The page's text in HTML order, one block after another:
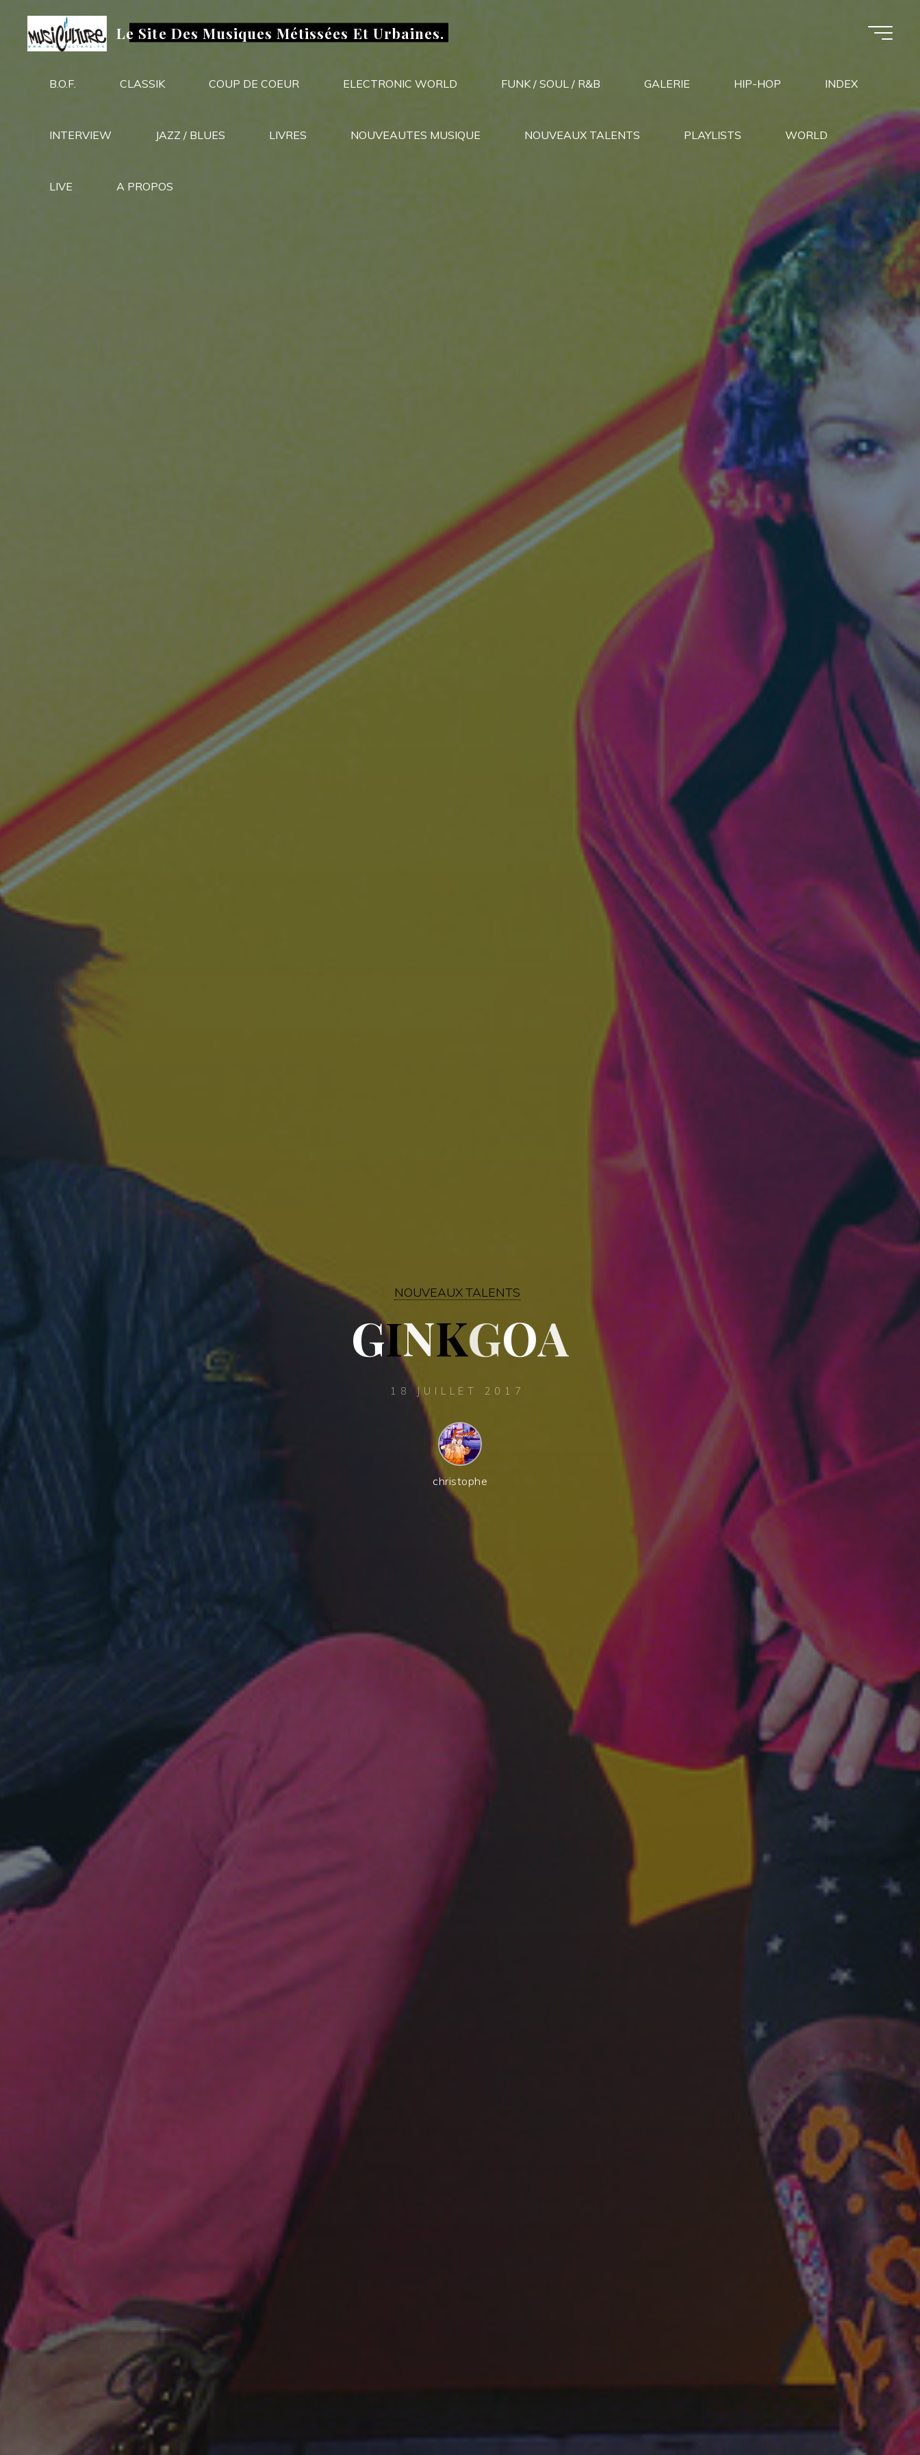
contenu
Le Site Des Musiques Métissées Et Urbaines.
B.O.F. CLASSIK COUP DE COEUR ELECTRONIC WORLD FUNK / SOUL / R&B GALERIE HIP-HOP INDEX
INTERVIEW JAZZ / BLUES LIVRES NOUVEAUTES MUSIQUE NOUVEAUX TALENTS PLAYLISTS WORLD
LIVE A PROPOS
NOUVEAUX TALENTS
GINKGOA A
18 JUILLET 2017
christophe